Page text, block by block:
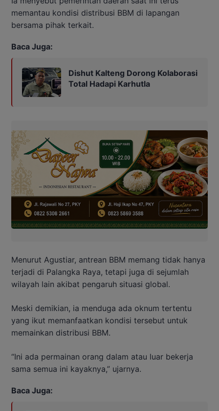
memantau kondisi distribusi BBM di lapangan
bersama pihak terkait.
Baca Juga:
Dishut Kalteng Dorong Kolaborasi
Total Hadapi Karhutla
Menurut Agustiar, antrean BBM memang tidak hanya
terjadi di Palangka Raya, tetapi juga di sejumlah
wilayah lain akibat pengaruh situasi global.
Meski demikian, ia menduga ada oknum tertentu
yang ikut memanfaatkan kondisi tersebut untuk
memainkan distribusi BBM.
“Ini ada permainan orang dalam atau luar bekerja
sama semua ini kayaknya,” ujarnya.
Baca Juga: